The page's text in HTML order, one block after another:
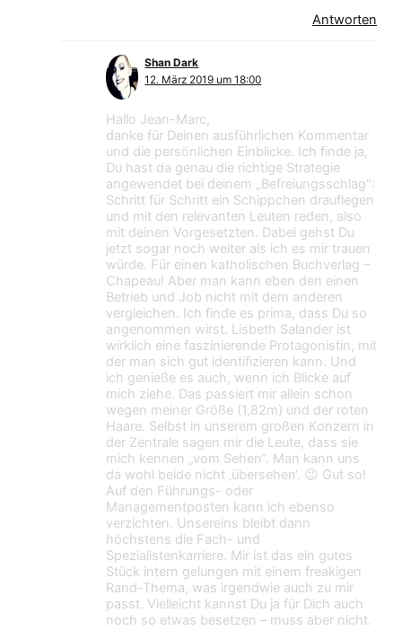
Antworten
Shan Dark
12. März 2019 um 18:00
Hallo Jean-Marc,
danke für Deinen ausführlichen Kommentar
und die persönlichen Einblicke. Ich finde ja,
Du hast da genau die richtige Strategie
angewendet bei deinem „Befreiungsschlag“:
Schritt für Schritt ein Schippchen drauflegen
und mit den relevanten Leuten reden, also
mit deinen Vorgesetzten. Dabei gehst Du
jetzt sogar noch weiter als ich es mir trauen
würde. Für einen katholischen Buchverlag –
Chapeau! Aber man kann eben den einen
Betrieb und Job nicht mit dem anderen
vergleichen. Ich finde es prima, dass Du so
angenommen wirst. Lisbeth Salander ist
wirklich eine faszinierende Protagonistin, mit
der man sich gut identifizieren kann. Und
ich genieße es auch, wenn ich Blicke auf
mich ziehe. Das passiert mir allein schon
wegen meiner Größe (1,82m) und der roten
Haare. Selbst in unserem großen Konzern in
der Zentrale sagen mir die Leute, dass sie
mich kennen „vom Sehen“. Man kann uns
da wohl beide nicht ‚übersehen‘. 😉 Gut so!
Auf den Führungs- oder
Managementposten kann ich ebenso
verzichten. Unsereins bleibt dann
höchstens die Fach- und
Spezialistenkarriere. Mir ist das ein gutes
Stück intern gelungen mit einem freakigen
Rand-Thema, was irgendwie auch zu mir
passt. Vielleicht kannst Du ja für Dich auch
noch so etwas besetzen – muss aber nicht.